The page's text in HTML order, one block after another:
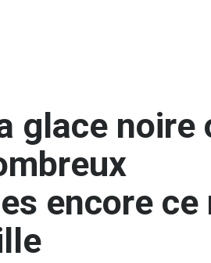
glace noire
encore ce